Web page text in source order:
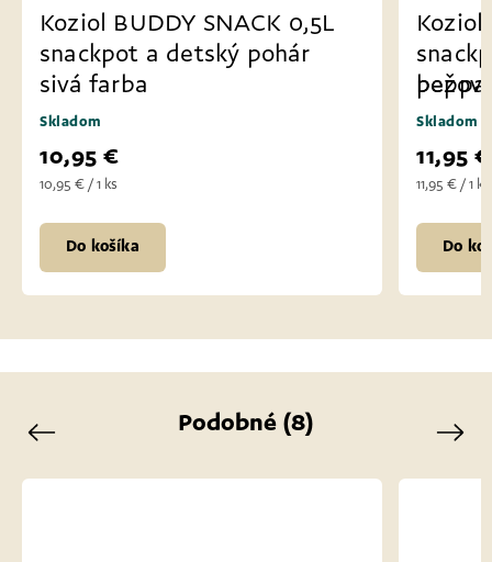
Koziol BUDDY SNACK 0,5L
snackpot a detský pohár
sivá farba
Skladom
10,95 €
10,95 € / 1 ks
Do košíka
Koziol
Skladom
11,95 €
11,95 € / 1 ks
Do
Podobné (8)
Previous Next